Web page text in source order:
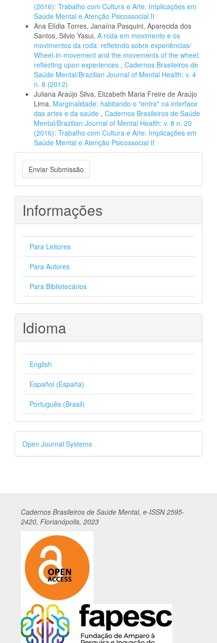
(2016): Trabalho com Cultura e Arte: Implicações em
Saúde Mental e Atenção Psicossocial II
Ana Elídia Torres, Janaína Pasquini, Aparecida dos
Santos, Silvio Yasui, A roda em movimento e os
movimentos da roda: refletindo sobre experiências/
Wheel-in-movement and the movements of the wheel:
reflecting upon experiences , Cadernos Brasileiros de
Saúde Mental/Brazilian Journal of Mental Health: v. 4
n. 8 (2012)
Juliana Araújo Silva, Elizabeth Maria Freire de Araújo
Lima, Marginalidade: habitando o "entre" na interface
das artes e da saúde , Cadernos Brasileiros de Saúde
Mental/Brazilian Journal of Mental Health: v. 8 n. 20
(2016): Trabalho com Cultura e Arte: Implicações em
Saúde Mental e Atenção Psicossocial II
Enviar
Submissão
Enviar Submissão
Informações
Para Leitores
Para Autores
Para Bibliotecários
Idioma
English
Español (España)
Português (Brasil)
Desenvolvido
por
Open Journal Systems
Cadernos Brasileiros de Saúde Mental, e-ISSN 2595-
2420, Florianópolis, 2023